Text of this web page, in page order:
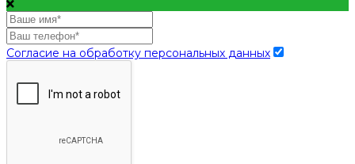
Согласие на обработку персональных данных